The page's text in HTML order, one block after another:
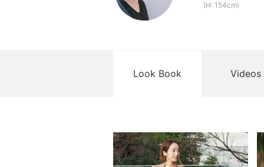
(H: 154cm)
Look Book Videos